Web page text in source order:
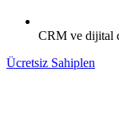
CRM ve dijital
Ücretsiz Sahiplen